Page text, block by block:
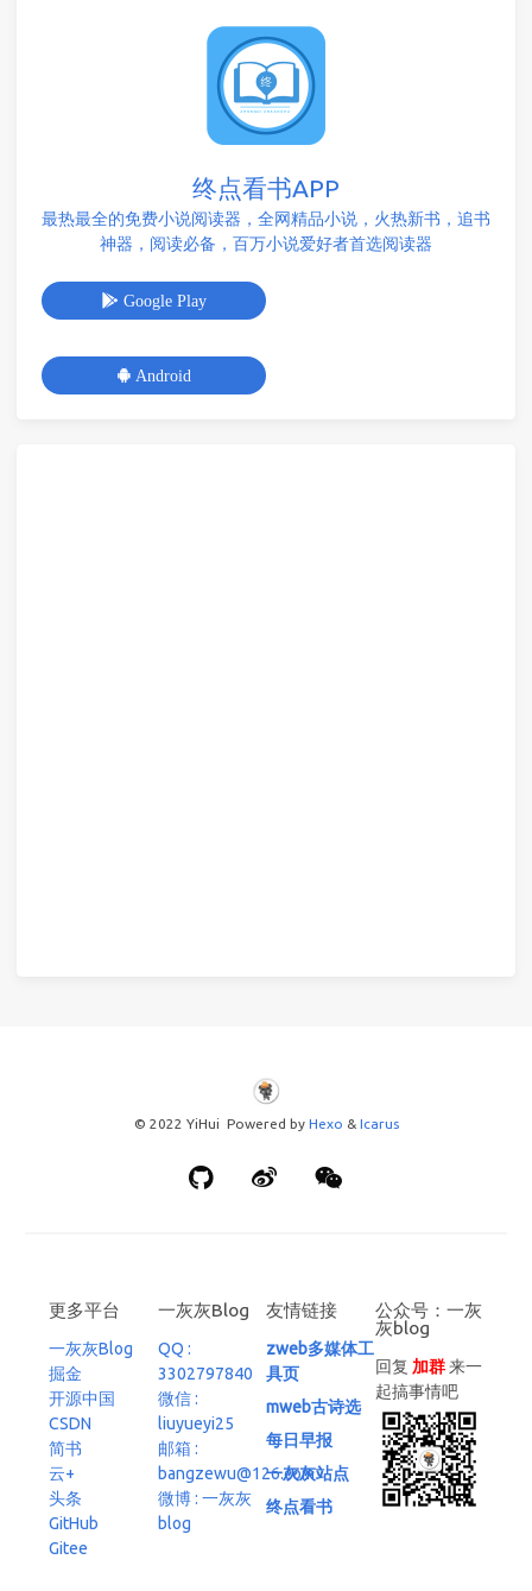
终点看书APP
最热最全的免费小说阅读器，全网精品小说，火热新书，追书
神器，阅读必备，百万小说爱好者首选阅读器
Google Play
Android
© 2022 YiHui Powered by Hexo & Icarus
更多平台
一灰灰Blog
掘金
开源中国
CSDN
简书
云+
头条
GitHub
Gitee
一灰灰Blog
QQ :
3302797840
微信 :
liuyueyi25
邮箱 :
bangzewu@126.com
微博 : 一灰灰
blog
友情链接
zweb多媒体工
具页
mweb古诗选
每日早报
一灰灰站点
终点看书
公众号：一灰
灰blog
回复 加群来一
起搞事情吧